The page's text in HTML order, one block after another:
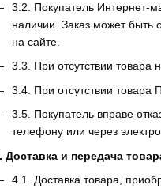
3.2. Покупатель Интернет-
наличии. Заказ может
на сайте.
3.3. При отсутствии товара
3.4. При отсутствии товара
3.5. Покупатель вправе
телефону или через
Доставка и передача
4.1. Доставка товара,